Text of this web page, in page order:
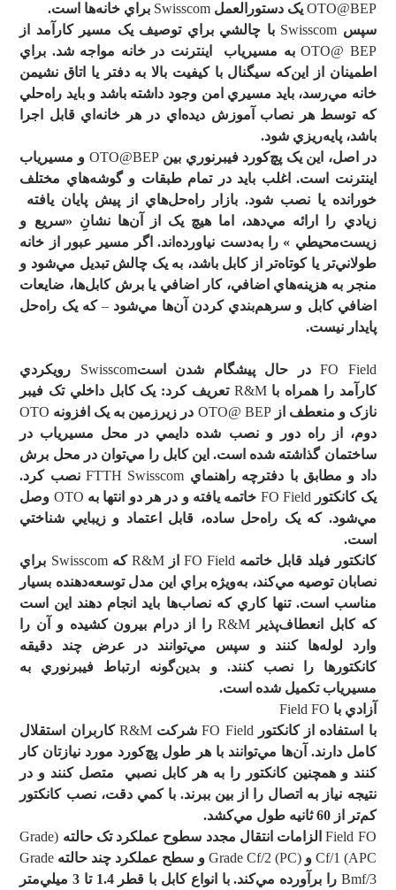
OTO@BEP يک دستورالعملSwisscom براي خانهها است.
سپس Swisscom با چالشي براي توصيف يک مسير کارآمد از
OTO@ BEPبه مسيرياب اينترنت در خانه مواجه شد. براي
اطمينان از اينکه سيگنال با کيفيت بالا به دفتر يا اتاق نشيمن
خانه ميرسد، بايد مسيري امن وجود داشته باشد و بايد راهحلي
که توسط هر نصاب آموزش ديده اي در هر خانه اي قابل اجرا
باشد، پايهريزي شود.
در اصل، اين يک پچکورد فيبرنوري بينOTO@BEP و مسيرياب
اينترنت است. اغلب بايد در تمام طبقات و گوشههاي مختلف
خورانده يا نصب شود. بازار راهحلهاي از پيش پايان يافته
زيادي را ارائه ميدهد، اما هيچ يک از آنها نشانِ «سريع و
زيستمحيطي » را بهدست نياورده اند. اگر مسير عبور از خانه
طولانيتر يا کوتاهتر از کابل باشد، به يک چالش تبديل ميشود و
منجر به هزينههاي اضافي، کار اضافي يا برش کابلها، ضايعات
اضافي کابل و سرهمبندي کردن آنها ميشود– که يک راهحل
پايدار نيست.
FO Field در حال پيشگام شدن استSwisscom رويکردي
کارآمد را همراه باR&M تعريف کرد: يک کابل داخلي تک فيبر
نازک و منعطف ازOTO@ BEP در زيرزمين به يک افزونه OTO
دوم، از راه دور و نصب شده دايمي در محل مسيرياب در
ساختمان گذاشته شده است. اين کابل را ميتوان در محل برش
داد و مطابق با دفترچه راهنماي FTTH Swisscomنصب کرد.
يک کانکتور FO Field خاتمه يافته و در هر دو انتها به OTO وصل
ميشود. که يک راهحل ساده، قابل اعتماد و زيبايي شناختي
است.
کانکتور فيلد قابل خاتمه FO FieldازR&M کهSwisscom براي
نصابان توصيه ميکند، بهويژه براي اين مدل توسعهدهنده بسيار
مناسب است. تنها کاري که نصابها بايد انجام دهند اين است
که کابل انعطافپذير R&Mرا از درام بيرون کشيده و آن را
وارد لولهها کنند و سپس ميتوانند در عرض چند دقيقه
کانکتورها را نصب کنند. و بدينگونه ارتباط فيبرنوري به
مسيرياب تکميل شده است.
آزادي با Field FO
با استفاده از کانکتور FO FieldشرکتR&M کاربران استقلال
کامل دارند. آنها ميتوانند با هر طول پچکورد مورد نيازتان کار
کنند و همچنين کانکتور را به هر کابل نصبي متصل کنند و در
نتيجه نياز به اتصال را از بين ببرند. با کمي دقت، نصب کانکتور
کمتر از 60 ثانيه طول مي
کشد.
Field FOالزامات انتقال مجدد سطوح عملکرد تک حالته
(Grade
Cf/1 (APC و (Grade Cf/2 (PC و سطح عملکرد چند حالته Grade
Bmf/3 را برآورده ميکند. با انواع کابل با قطر 1.4 تا 3 ميلي
متر